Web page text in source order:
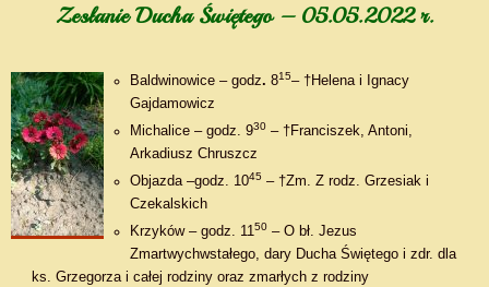
Zesłanie Ducha Świętego – 05.05.2022 r.
Baldwinowice – godz. 815– †Helena i Ignacy
Gajdamowicz
Michalice – godz. 930 – †Franciszek, Antoni,
Arkadiusz Chruszcz
Objazda –godz. 1045 – †Zm. Z rodz. Grzesiak i
Czekalskich
Krzyków – godz. 1150 – O bł. Jezus
Zmartwychwstałego, dary Ducha Świętego i zdr. dla
ks. Grzegorza i całej rodziny oraz zmarłych z rodziny